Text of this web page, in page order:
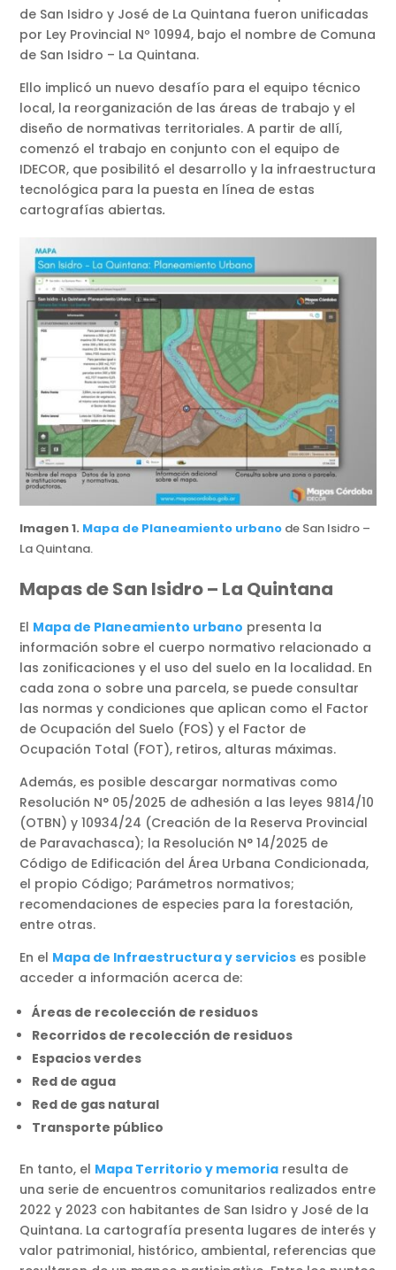
de San Isidro y José de La Quintana fueron unificadas
por Ley Provincial Nº 10994, bajo el nombre de Comuna
de San Isidro – La Quintana.
Ello implicó un nuevo desafío para el equipo técnico
local, la reorganización de las áreas de trabajo y el
diseño de normativas territoriales. A partir de allí,
comenzó el trabajo en conjunto con el equipo de
IDECOR, que posibilitó el desarrollo y la infraestructura
tecnológica para la puesta en línea de estas
cartografías abiertas.
Imagen 1. Mapa de Planeamiento urbano de San Isidro –
La Quintana.
Mapas de San Isidro – La Quintana
El Mapa de Planeamiento urbano presenta la
información sobre el cuerpo normativo relacionado a
las zonificaciones y el uso del suelo en la localidad. En
cada zona o sobre una parcela, se puede consultar
las normas y condiciones que aplican como el Factor
de Ocupación del Suelo (FOS) y el Factor de
Ocupación Total (FOT), retiros, alturas máximas.
Además, es posible descargar normativas como
Resolución N° 05/2025 de adhesión a las leyes 9814/10
(OTBN) y 10934/24 (Creación de la Reserva Provincial
de Paravachasca); la Resolución N° 14/2025 de
Código de Edificación del Área Urbana Condicionada,
el propio Código; Parámetros normativos;
recomendaciones de especies para la forestación,
entre otras.
En el Mapa de Infraestructura y servicios es posible
acceder a información acerca de:
Áreas de recolección de residuos
Recorridos de recolección de residuos
Espacios verdes
Red de agua
Red de gas natural
Transporte público
En tanto, el Mapa Territorio y memoria resulta de
una serie de encuentros comunitarios realizados entre
2022 y 2023 con habitantes de San Isidro y José de la
Quintana. La cartografía presenta lugares de interés y
valor patrimonial, histórico, ambiental, referencias que